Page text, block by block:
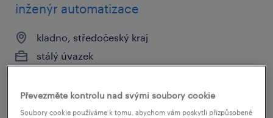
inženýr automatizace
kladno, středočeský kraj
stálý úvazek
Převezměte kontrolu nad svými soubory cookie
Soubory cookie používáme k tomu, abychom vám poskytli přizpůsobené